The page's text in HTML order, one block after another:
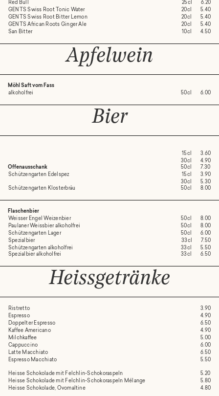
Red Bull
GENTS Swiss Root Tonic Water
GENTS Swiss Root Bitter Lemon
GENTS African Roots Ginger Ale
San Bitter
25cl
6.20
20cl
5.40
20cl
5.40
20cl
5.40
10cl
4.50
Apfelwein
Möhl Saft vom Fass
alkoholfrei 50cl 6.00
Bier
Offenausschank
Schützengarten Edelspez
Schützengarten Klosterbräu
15cl
3.60
30cl
50cl
4.90
7.30
15cl
3.90
30cl
50cl
5.30
8.00
Flaschenbier
Weisser Engel Weizenbier
Paulaner Weissbier alkoholfrei
Schützengarten Lager
Spezialbier
Schützengarten alkoholfrei
Spezialbier alkoholfrei
50cl
8.00
50cl
8.00
50cl
6.00
33cl
7.50
33cl
33cl
5.50
6.50
Heissgetränke
Ristretto
Espresso
Doppelter Espresso
Kaffee Americano
Milchkaffee
Cappuccino
Latte Macchiato
Espresso Macchiato
Heisse Schokolade mit Felchlin-Schokoraspeln
Heisse Schokolade mit Felchlin-Schokoraspeln Mélange
Heisse Schokolade, Ovomaltine
3.90
4.90
6.50
4.90
5.00
6.00
6.50
5.50
5.20
5.80
4.80